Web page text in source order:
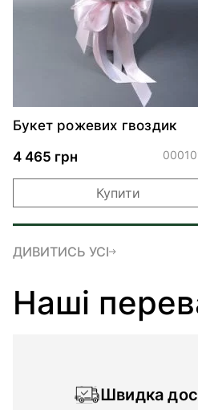
Букет рожевих гвоздик
4 465 грн
Купити
ДИВИТИСЬ УСІ
Наші
Швидка